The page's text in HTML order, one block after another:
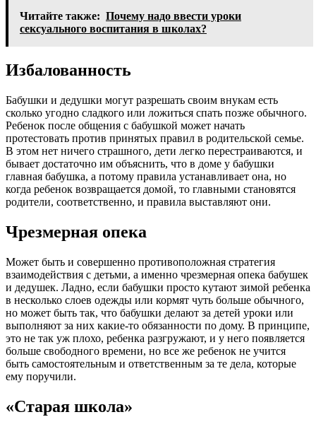
Читайте также: Почему надо ввести уроки
сексуального воспитания в школах?
Избалованность
Бабушки и дедушки могут разрешать своим внукам есть
сколько угодно сладкого или ложиться спать позже обычного.
Ребенок после общения с бабушкой может начать
протестовать против принятых правил в родительской семье.
В этом нет ничего страшного, дети легко перестраиваются, и
бывает достаточно им объяснить, что в доме у бабушки
главная бабушка, а потому правила устанавливает она, но
когда ребенок возвращается домой, то главными становятся
родители, соответственно, и правила выставляют они.
Чрезмерная опека
Может быть и совершенно противоположная стратегия
взаимодействия с детьми, а именно чрезмерная опека бабушек
и дедушек. Ладно, если бабушки просто кутают зимой ребенка
в несколько слоев одежды или кормят чуть больше обычного,
но может быть так, что бабушки делают за детей уроки или
выполняют за них какие-то обязанности по дому. В принципе,
это не так уж плохо, ребенка разгружают, и у него появляется
больше свободного времени, но все же ребенок не учится
быть самостоятельным и ответственным за те дела, которые
ему поручили.
«Старая школа»